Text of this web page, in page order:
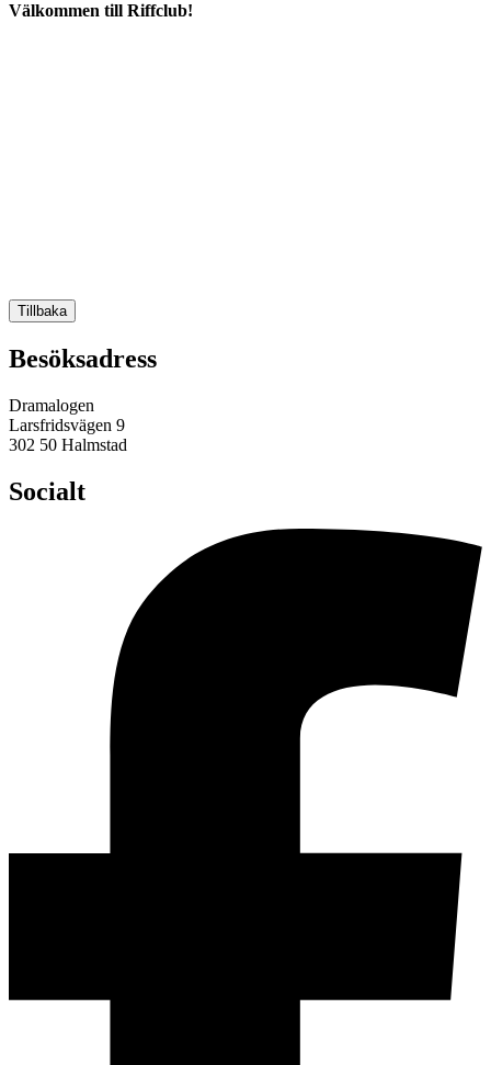
Välkommen till Riffclub!
Tillbaka
Besöksadress
Dramalogen
Larsfridsvägen 9
302 50 Halmstad
Socialt